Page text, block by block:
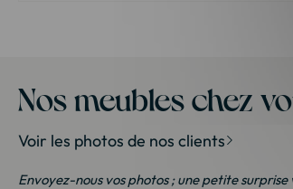
Nos meubles chez
Voir les photos de nos clients
Envoyez-nous vos photos ; une petite surprise